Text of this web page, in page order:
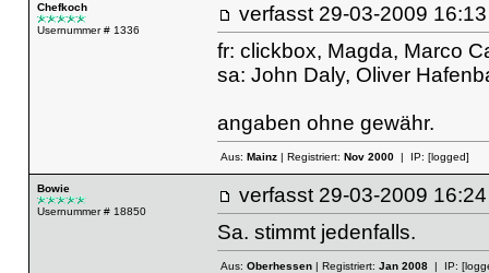
Chefkoch
Usernummer # 1336
verfasst 29-03-2009
fr: clickbox, Magda, Marco
sa: John Daly, Oliver
angaben ohne gewähr.
Aus: Mainz| Registriert: Nov 2000| IP: [logged]
Bowie
Usernummer # 18850
verfasst 29-03-2009
Sa. stimmt jedenfalls.
Aus: Oberhessen| Registriert: Jan 2008| IP: